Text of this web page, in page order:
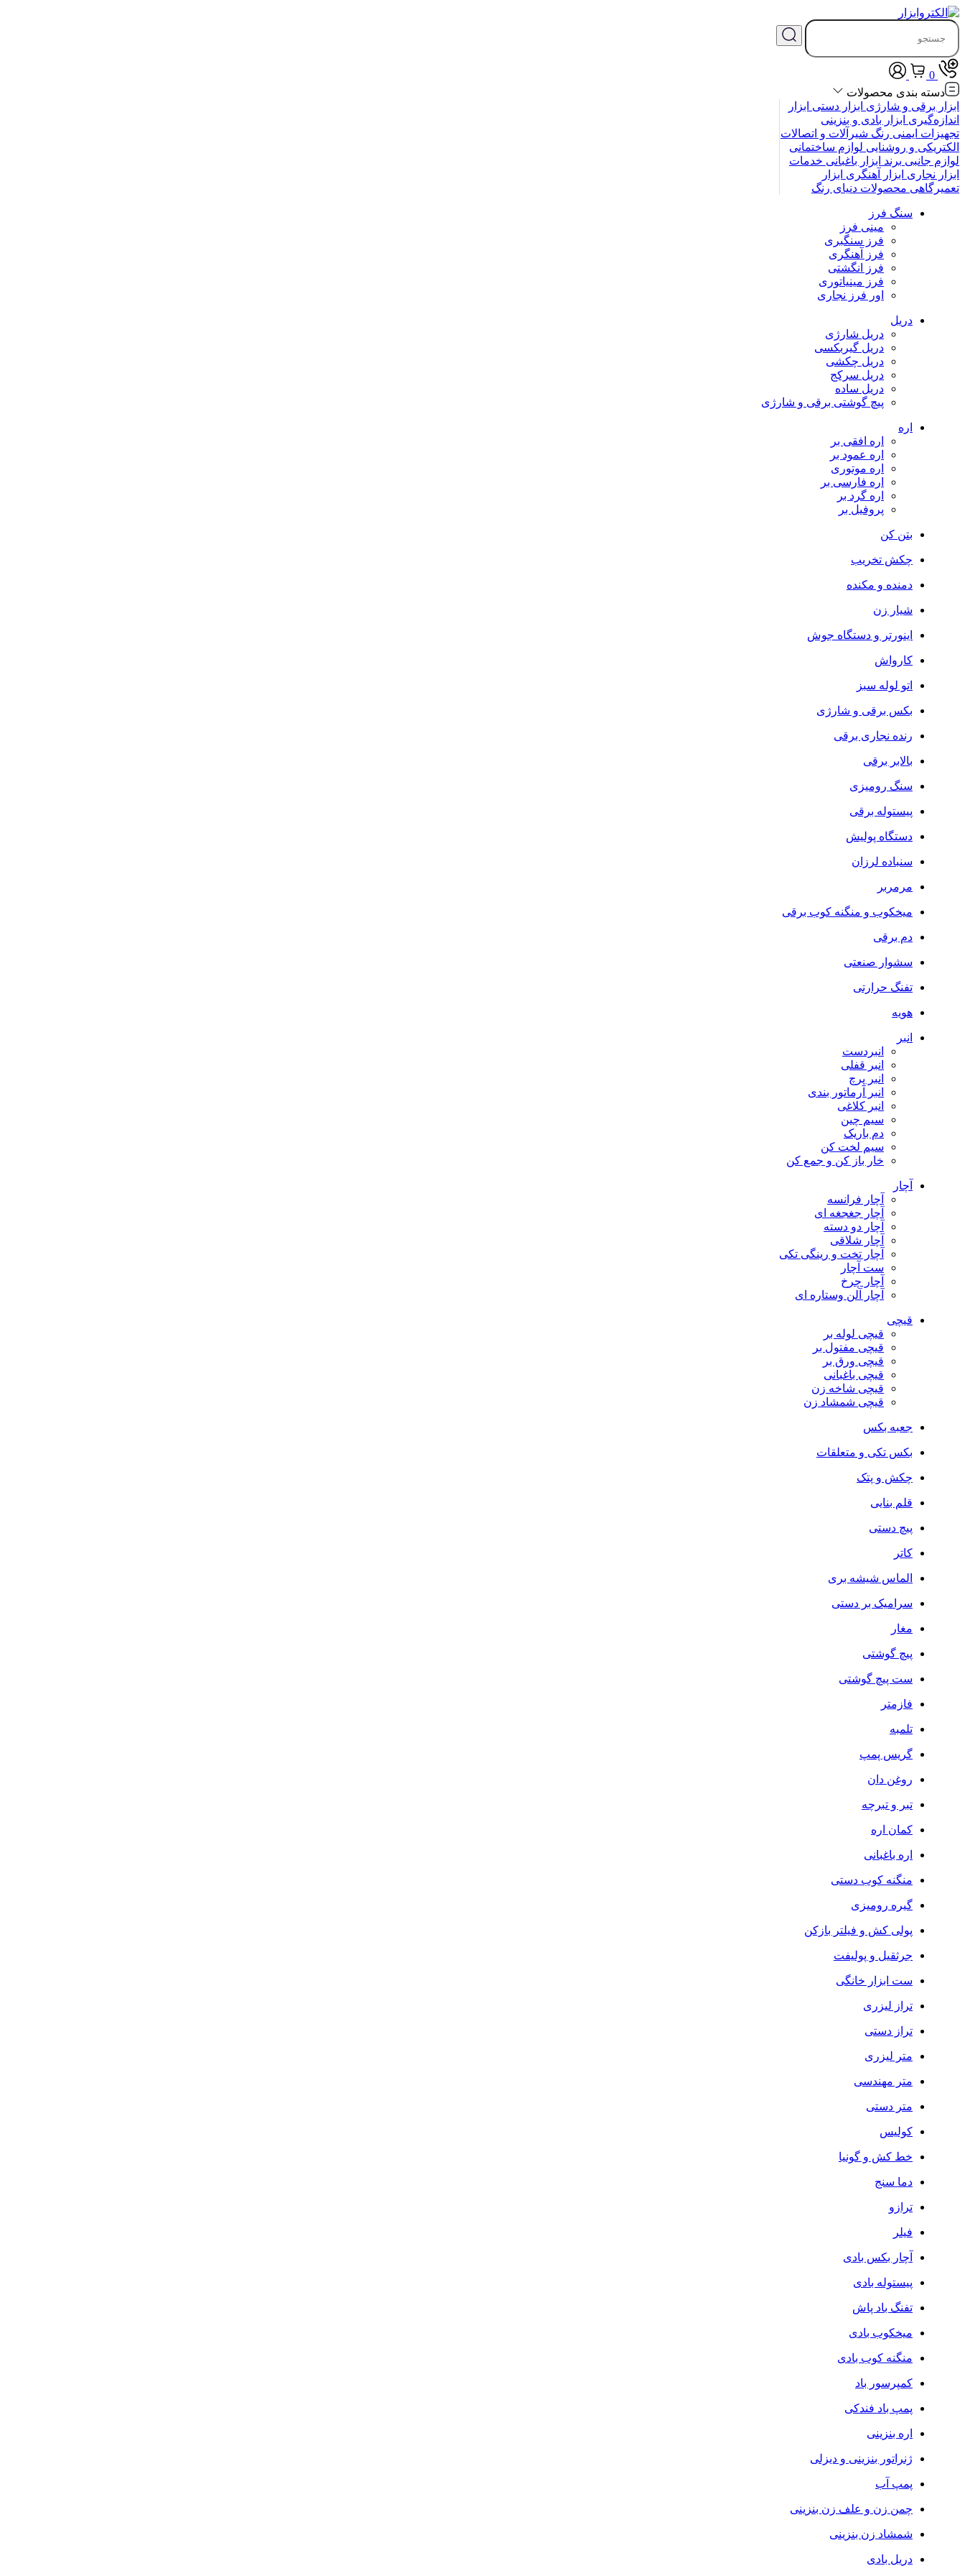
0
دسته بندی محصولات
ابزار برقی و شارژی ابزار دستی ابزار
اندازه‌گیری ابزار بادی و بنزینی
تجهیزات ایمنی رنگ شیرآلات و اتصالات
الکتریکی و روشنایی لوازم ساختمانی
لوازم جانبی برند ابزار باغبانی خدمات
ابزار نجاری ابزار آهنگری ابزار
تعمیرگاهی محصولات دنیای رنگ
سنگ فرز
مینی فرز
فرز سنگبری
فرز آهنگری
فرز انگشتی
فرز مینیاتوری
اور فرز نجاری
دریل
دریل شارژی
دریل گیربکسی
دریل چکشی
دریل سرکج
دریل ساده
پیچ گوشتی برقی و شارژی
اره
اره افقی بر
اره عمود بر
اره موتوری
اره فارسی بر
اره گرد بر
پروفیل بر
بتن کن
چکش تخریب
دمنده و مکنده
شیار زن
اینورتر و دستگاه جوش
کارواش
اتو لوله سبز
بکس برقی و شارژی
رنده نجاری برقی
بالابر برقی
سنگ رومیزی
پیستوله برقی
دستگاه پولیش
سنباده لرزان
مرمربر
میخکوب و منگنه کوب برقی
دم برقی
سشوار صنعتی
تفنگ حرارتی
هویه
انبر
انبردست
انبر قفلی
انبر پرچ
انبر آرماتور بندی
انبر کلاغی
سیم چین
دم باریک
سیم لخت کن
خار باز کن و جمع کن
آچار
آچار فرانسه
آچار جغجغه ای
آچار دو دسته
آچار شلاقی
آچار تخت و رینگی تکی
ست آچار
آچار چرخ
آچار آلن وستاره ای
قیچی
قیچی لوله بر
قیچی مفتول بر
قیچی ورق بر
قیچی باغبانی
قیچی شاخه زن
قیچی شمشاد زن
جعبه بکس
بکس تکی و متعلقات
چکش و پتک
قلم بنایی
پیچ دستی
کاتر
الماس شیشه بری
سرامیک بر دستی
مغار
پیچ گوشتی
ست پیچ گوشتی
فازمتر
تلمبه
گریس پمپ
روغن دان
تبر و تبرچه
کمان اره
اره باغبانی
منگنه کوب دستی
گیره رومیزی
پولی کش و فیلتر بازکن
جرثقیل و پولیفت
ست ابزار خانگی
تراز لیزری
تراز دستی
متر لیزری
متر مهندسی
متر دستی
کولیس
خط کش و گونیا
دما سنج
ترازو
فیلر
آچار بکس بادی
پیستوله بادی
تفنگ باد پاش
میخکوب بادی
منگنه کوب بادی
کمپرسور باد
پمپ باد فندکی
اره بنزینی
ژنراتور بنزینی و دیزلی
پمپ آب
چمن زن و علف زن بنزینی
شمشاد زن بنزینی
دریل بادی